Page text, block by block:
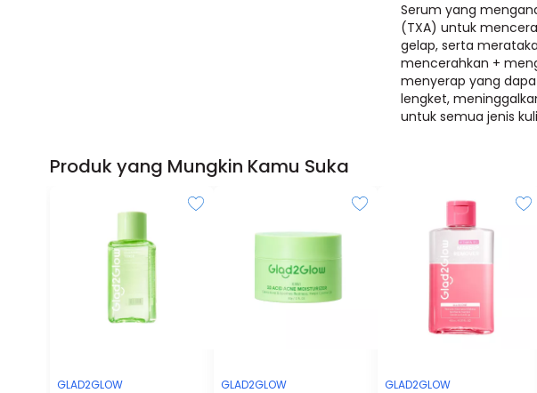
Serum yang
(TXA) untuk
gelap, serta
mencerahkan +
menyerap yang
lengket,
untuk semua jenis
Produk yang Mungkin Kamu Suka
GLAD2GLOW
GLAD2GLOW
GLAD2GLOW